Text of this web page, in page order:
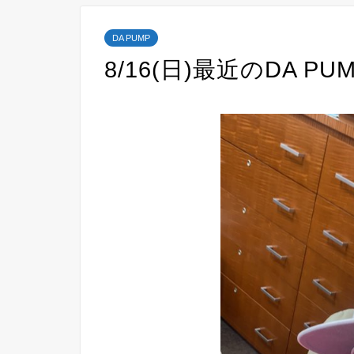
DA PUMP
8/16(日)最近のDA